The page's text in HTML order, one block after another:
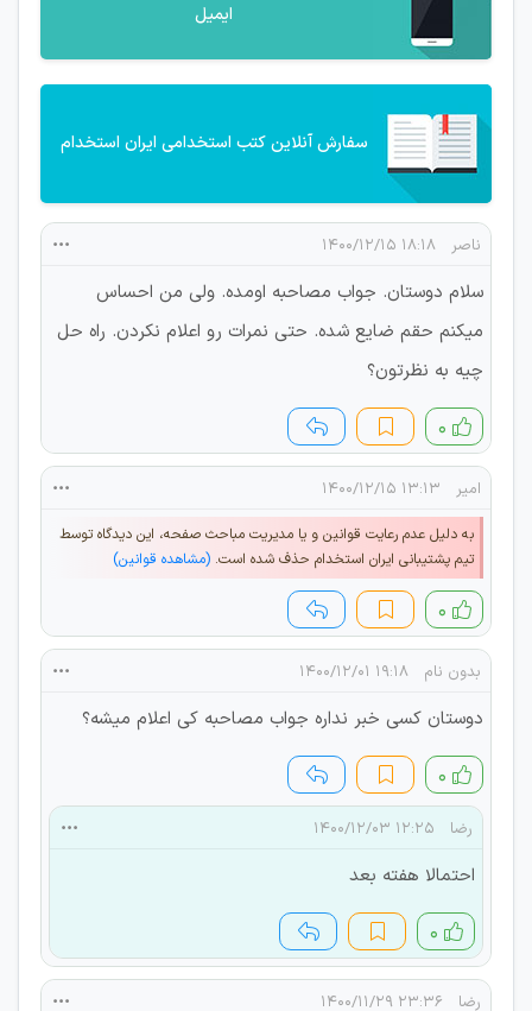
ایمیل
سفارش آنلاین کتب استخدامی ایران استخدام
ناصر ۱۸:۱۸ ۱۴۰۰/۱۲/۱۵
سلام دوستان. جواب مصاحبه اومده. ولی من احساس
میکنم حقم ضایع شده. حتی نمرات رو اعلام نکردن. راه حل
چیه به نظرتون؟
۰
امیر ۱۳:۱۳ ۱۴۰۰/۱۲/۱۵
به دلیل عدم رعایت قوانین و یا مدیریت مباحث صفحه، این دیدگاه توسط
تیم پشتیبانی ایران استخدام حذف شده است. (مشاهده قوانین)
۰
بدون نام ۱۹:۱۸ ۱۴۰۰/۱۲/۰۱
دوستان کسی خبر نداره جواب مصاحبه کی اعلام میشه؟
۰
رضا ۱۲:۲۵ ۱۴۰۰/۱۲/۰۳
احتمالا هفته بعد
۰
رضا ۲۳:۳۶ ۱۴۰۰/۱۱/۲۹